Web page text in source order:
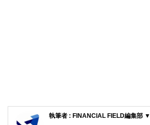
執筆者 : FINANCIAL FIELD編集部 ▼